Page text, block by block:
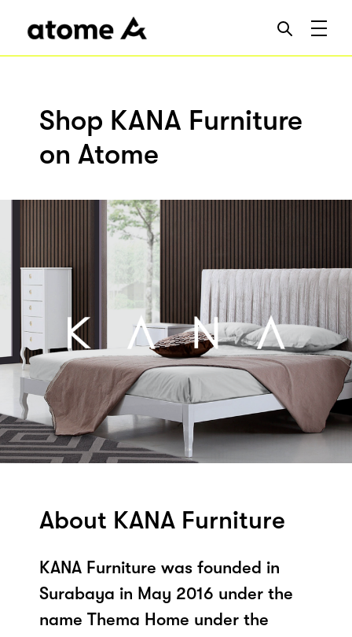
Shop KANA Furniture
on Atome
About KANA Furniture
KANA Furniture was founded in
Surabaya in May 2016 under the
name Thema Home under the